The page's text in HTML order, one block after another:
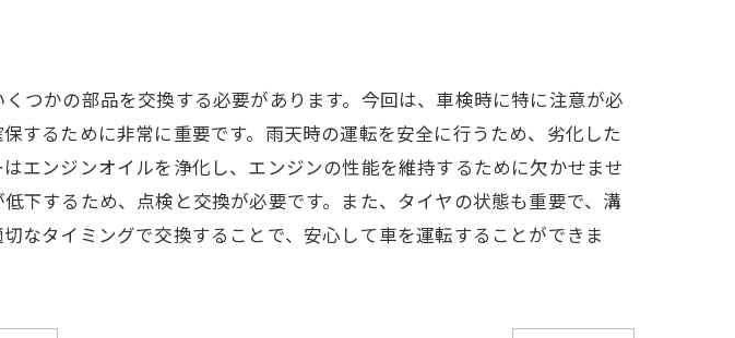
つかの部品を交換する必要があります。今回は、車検時に特に注意が必
するために非常に重要です。雨天時の運転を安全に行うため、劣化した
エンジンオイルを浄化し、エンジンの性能を維持するために欠かせませ
下するため、点検と交換が必要です。また、タイヤの状態も重要で、溝
なタイミングで交換することで、安心して車を運転することができま